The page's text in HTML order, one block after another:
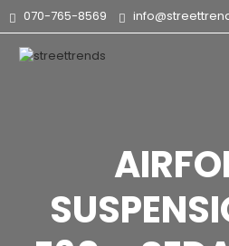
070-765-8569